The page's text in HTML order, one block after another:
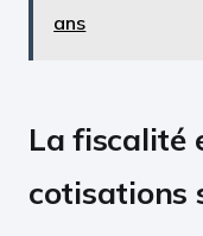
ans
La fiscalité
cotisations